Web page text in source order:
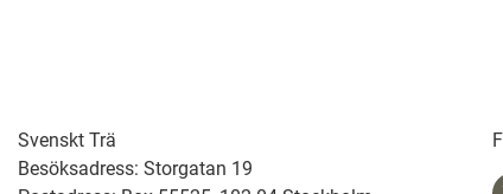
Svenskt Trä
Besöksadress: Storgatan 19